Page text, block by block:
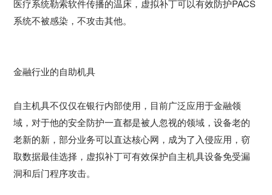
医疗系统勒索软件传播的温床，虚拟补丁可以有效防护PACS
系统不被感染，不攻击其他。
金融行业的自助机具
自主机具不仅仅在银行内部使用，目前广泛应用于金融领
域，对于他的安全防护一直都是被人忽视的领域，设备老的
老新的新，部分业务可以直达核心网，成为了入侵应用，窃
取数据最佳选择，虚拟补丁可有效保护自主机具设备免受漏
洞和后门程序攻击。